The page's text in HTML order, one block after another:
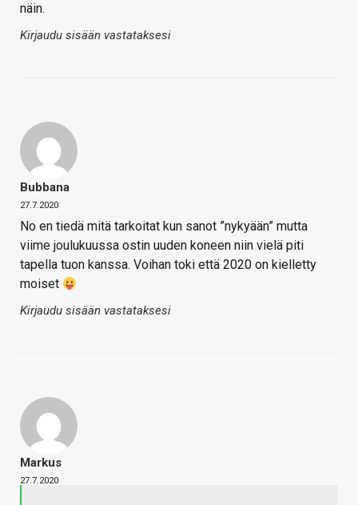
näin.
Kirjaudu sisään vastataksesi
Bubbana
27.7.2020
No en tiedä mitä tarkoitat kun sanot ”nykyään” mutta
viime joulukuussa ostin uuden koneen niin vielä piti
tapella tuon kanssa. Voihan toki että 2020 on kielletty
moiset
Kirjaudu sisään vastataksesi
Markus
27.7.2020